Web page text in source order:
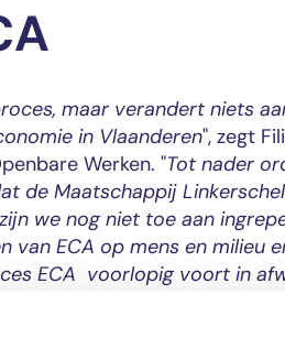
maar verandert niets
in Vlaanderen", zegt
Werken. "Tot nader
de Maatschappij
we nog niet toe aan
ECA op mens en milieu
ECA voorlopig voort in